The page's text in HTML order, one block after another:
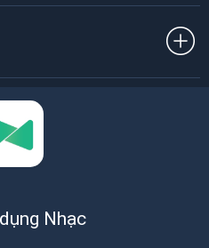
Nhạc